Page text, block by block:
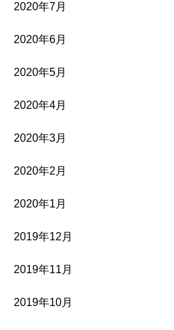
2020年7月
2020年6月
2020年5月
2020年4月
2020年3月
2020年2月
2020年1月
2019年12月
2019年11月
2019年10月